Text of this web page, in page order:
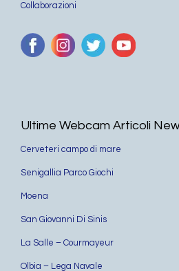
Collaborazioni
Ultime Webcam Articoli
Cerveteri campo di mare
Senigallia Parco Giochi
Moena
San Giovanni Di Sinis
La Salle – Courmayeur
Olbia – Lega Navale